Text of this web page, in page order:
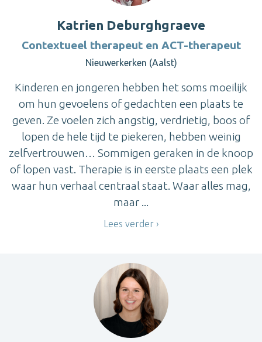
Katrien Deburghgraeve
Contextueel therapeut en ACT-therapeut
Nieuwerkerken (Aalst)
Kinderen en jongeren hebben het soms moeilijk
om hun gevoelens of gedachten een plaats te
geven. Ze voelen zich angstig, verdrietig, boos of
lopen de hele tijd te piekeren, hebben weinig
zelfvertrouwen… Sommigen geraken in de knoop
of lopen vast. Therapie is in eerste plaats een plek
waar hun verhaal centraal staat. Waar alles mag,
maar ...
Lees verder